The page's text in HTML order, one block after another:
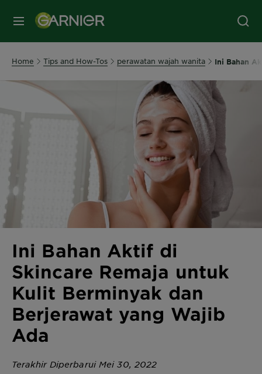
MENU
Home Tips and How-Tos perawatan wajah wanita Ini Bahan
Ini Bahan Aktif di
Skincare Remaja untuk
Kulit Berminyak dan
Berjerawat yang Wajib
Ada
Terakhir Diperbarui Mei 30, 2022